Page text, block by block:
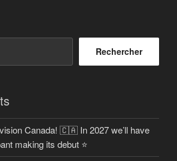
Rechercher
Canada! 🇨🇦 In 2027 we’ll have
making its debut ⭐